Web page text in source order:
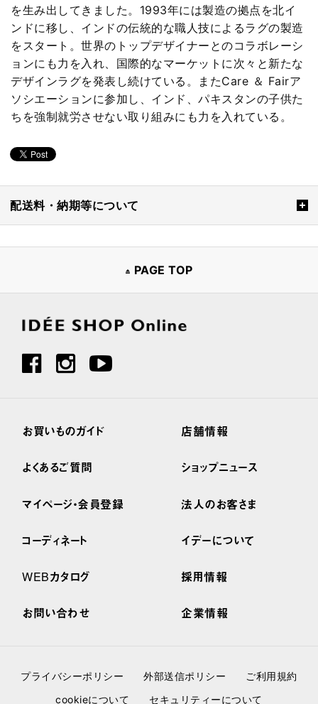
を生み出してきました。1993年には製造の拠点を北イ
ンドに移し、インドの伝統的な職人技によるラグの製造
をスタート。世界のトップデザイナーとのコラボレーシ
ョンにも力を入れ、国際的なマーケットに次々と新たな
デザインラグを発表し続けている。またCare ＆ Fairア
ソシエーションに参加し、インド、パキスタンの子供た
ちを強制就労させない取り組みにも力を入れている。
配送料・納期等について
PAGE TOP
お買いものガイド
よくあるご質問
マイページ・会員登録
コーディネート
WEBカタログ
お問い合わせ
店舗情報
ショップニュース
法人のお客さま
イデーについて
採用情報
企業情報
プライバシーポリシー 外部送信ポリシー
ご利用規約
cookieについて
セキュリティーについて